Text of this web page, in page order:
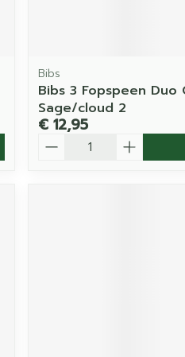
Bibs
Bibs 3 Fopspeen Duo
Sage/cloud 2
€ 12,95